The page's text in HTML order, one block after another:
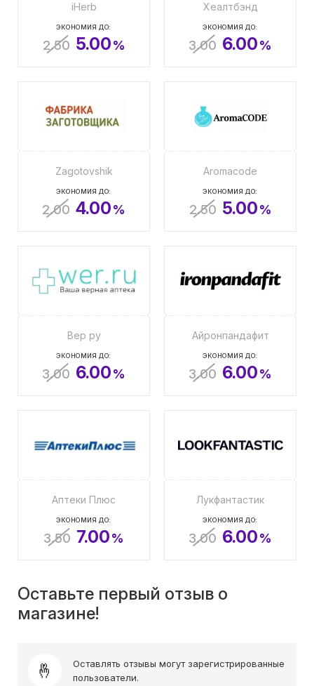
iHerb
ЭКОНОМИЯ ДО:
2.50 5.00%
Хеалтбэнд
ЭКОНОМИЯ ДО:
3.00 6.00%
Zagotovshik
ЭКОНОМИЯ ДО:
2.00 4.00%
Aromacode
ЭКОНОМИЯ ДО:
2.50 5.00%
Вер ру
ЭКОНОМИЯ ДО:
3.00 6.00%
Айронпандафит
ЭКОНОМИЯ ДО:
3.00 6.00%
Аптеки Плюс
ЭКОНОМИЯ ДО:
3.50 7.00%
Лукфантастик
ЭКОНОМИЯ ДО:
3.00 6.00%
Оставьте первый отзыв о
магазине!
Оставлять отзывы могут зарегистрированные
пользователи.